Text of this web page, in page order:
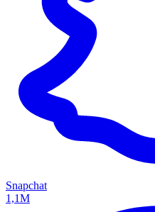
Snapchat
1,1M